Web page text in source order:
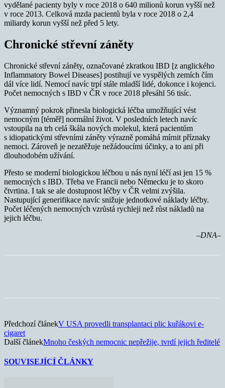
vydělané pacienty byly v roce 2018 o 640 milionů korun vyšší než
v roce 2013. Celková mzda pacientů byla v roce 2018 o 2,4
miliardy korun vyšší než před 5 lety.
Chronické střevní záněty
Chronické střevní záněty, označované zkratkou IBD [z anglického
Inflammatory Bowel Diseases] postihují ve vyspělých zemích čím
dál více lidí. Nemocí navíc trpí stále mladší lidé, dokonce i kojenci.
Počet nemocných s IBD v ČR v roce 2018 přesáhl 56 tisíc.
Významný pokrok přinesla biologická léčba umožňující vést
nemocným [téměř] normální život. V posledních letech navíc
vstoupila na trh celá škála nových molekul, která pacientům
s idiopatickými střevními záněty výrazně pomáhá mírnit příznaky
nemoci. Zároveň je nezatěžuje nežádoucími účinky, a to ani při
dlouhodobém užívání.
Přesto se moderní biologickou léčbou u nás nyní léčí asi jen 15 %
nemocných s IBD. Třeba ve Francii nebo Německu je to skoro
čtvrtina. I tak se ale dostupnost léčby v ČR velmi zvýšila.
Nastupující generifikace navíc snižuje jednotkové náklady léčby.
Počet léčených nemocných vzrůstá rychleji než růst nákladů na
jejich léčbu.
–DNA–
Předchozí článekV USA provedli transplantaci plic kuřákovi e-
cigaret
Další článekMnoho českých nemocnic nepřežije, tvrdí jejich ředitelé
SOUVISEJÍCÍ ČLÁNKY